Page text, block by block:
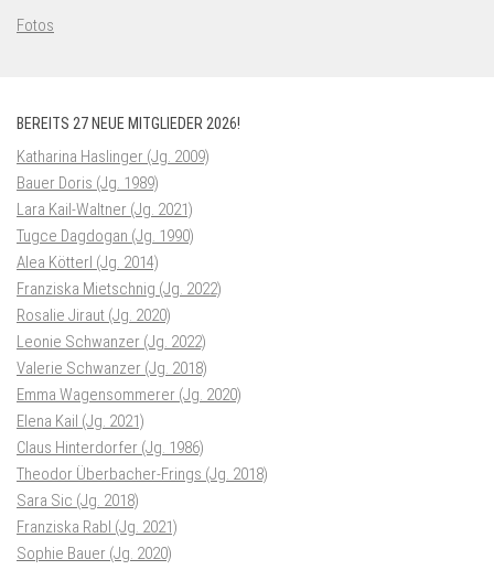
Fotos
BEREITS 27 NEUE MITGLIEDER 2026!
Katharina Haslinger (Jg. 2009)
Bauer Doris (Jg. 1989)
Lara Kail-Waltner (Jg. 2021)
Tugce Dagdogan (Jg. 1990)
Alea Kötterl (Jg. 2014)
Franziska Mietschnig (Jg. 2022)
Rosalie Jiraut (Jg. 2020)
Leonie Schwanzer (Jg. 2022)
Valerie Schwanzer (Jg. 2018)
Emma Wagensommerer (Jg. 2020)
Elena Kail (Jg. 2021)
Claus Hinterdorfer (Jg. 1986)
Theodor Überbacher-Frings (Jg. 2018)
Sara Sic (Jg. 2018)
Franziska Rabl (Jg. 2021)
Sophie Bauer (Jg. 2020)